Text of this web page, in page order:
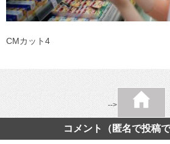
CMカット4
-->
コメント（匿名で投稿で